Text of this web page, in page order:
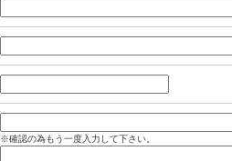
※確認の為もう一度入力して下さい。